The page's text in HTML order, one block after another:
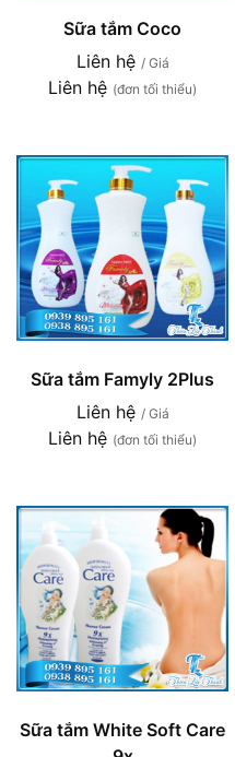
Sữa tắm Coco
Liên hệ / Giá
Liên hệ (đơn tối thiểu)
Sữa tắm Famyly 2Plus
Liên hệ / Giá
Liên hệ (đơn tối thiểu)
Sữa tắm White Soft Care